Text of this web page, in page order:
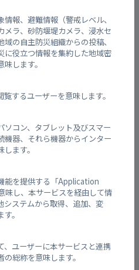
報、避難情報（警戒レベル、
メラ、砂防堰堤カメラ、浸水セ
の自主防災組織からの投稿、
に役立つ情報を集約した地域密
します。
するユーザーを意味します。
コン、タブレット及びスマー
機器、それら機器からインター
ます。
能を提供する「Application
し、本サービスを経由して情
システムから取得、追加、変
。
、ユーザーに本サービスと連携
総称を意味します。
ター
館 閉鎖中
集会所 閉鎖中
ー駐車場 閉鎖中
ラウンド 閉鎖中